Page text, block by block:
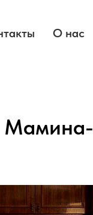
О нас
Мамина-